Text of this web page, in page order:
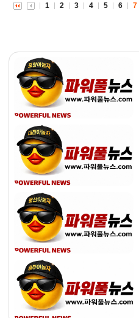
1 2 3 4 5 6 7